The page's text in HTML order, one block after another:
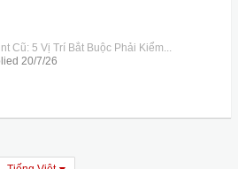
Cũ: 5 Vị Trí Bắt Buộc Phải Kiểm...
20/7/26